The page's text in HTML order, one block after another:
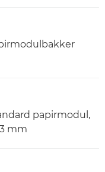
papirmodul,
mm